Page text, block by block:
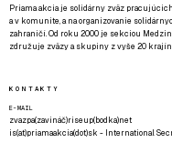
Priama akcia je solidárny zväz
a v komunite, a na organizovanie
zahraničí. Od roku 2000 je sekciou
združuje zväzy a skupiny z vyše 20 krajín
KONTAKTY
E-MAIL
zvazpa(zavináč)riseup(bodka)net
is(at)priamaakcia(dot)sk - International